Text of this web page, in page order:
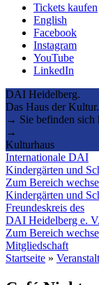
Tickets kaufen
English
Facebook
Instagram
YouTube
LinkedIn
DAI Heidelberg.
Das Haus der Kultur.
→ Sie befinden sich
→
Kulturhaus
Internationale DAI
Kindergärten und
Zum Bereich
Kindergärten und
Freundeskreis des
DAI Heidelberg e.
Zum Bereich
Mitgliedschaft
Startseite »